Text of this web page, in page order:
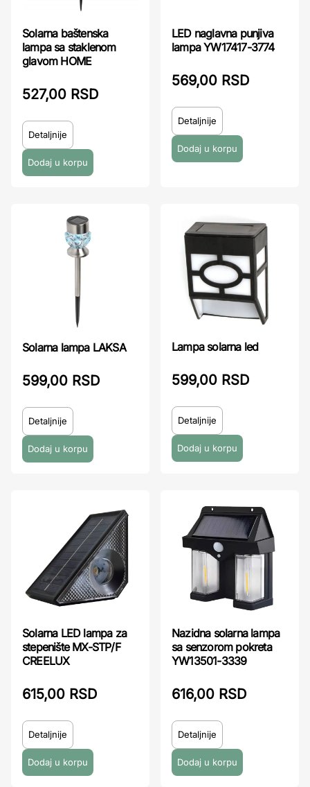
Solarna baštenska
lampa sa staklenom
glavom HOME
527,00 RSD
Detaljnije
LED naglavna punjiva
lampa YW17417-3774
569,00 RSD
Detaljnije
Solarna lampa LAKSA
599,00 RSD
Detaljnije
Lampa solarna led
599,00 RSD
Detaljnije
Solarna LED lampa za
stepenište MX-STP/F
CREELUX
615,00 RSD
Detaljnije
Nazidna solarna lampa
sa senzorom pokreta
YW13501-3339
616,00 RSD
Detaljnije